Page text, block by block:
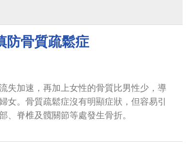
防骨質疏鬆症
失加速，再加上女性的骨質比男性少，導
女。骨質疏鬆症沒有明顯症狀，但容易引
、脊椎及髖關節等處發生骨折。